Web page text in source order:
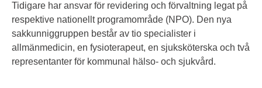
Tidigare har ansvar för revidering och förvaltning legat på
respektive nationellt programområde (NPO). Den nya
sakkunniggruppen består av tio specialister i
allmänmedicin, en fysioterapeut, en sjuksköterska och två
representanter för kommunal hälso- och sjukvård.